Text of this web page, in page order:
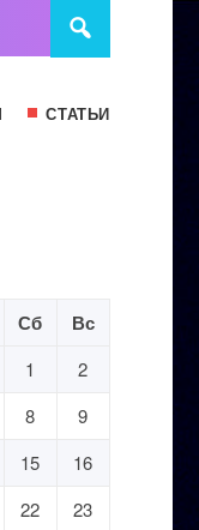
СТАТЬИ
Сб Вс
1
2
8
9
15
16
22
23